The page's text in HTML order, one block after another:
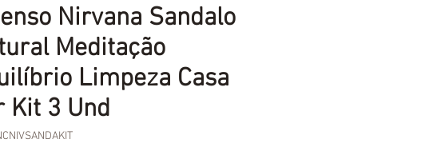
Nirvana Sandalo
Meditação
Limpeza Casa
Kit 3 Und